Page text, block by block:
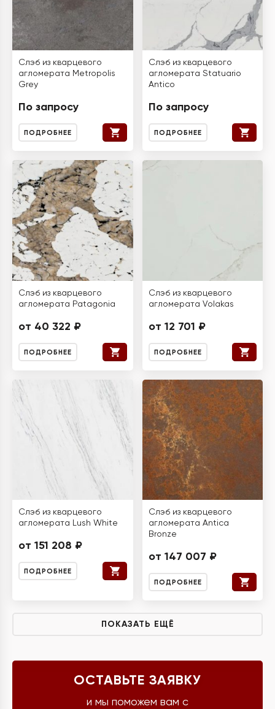
Слэб из кварцевого
агломерата Metropolis
Grey
По запросу
ПОДРОБНЕЕ
Слэб из кварцевого
агломерата Statuario
Antico
По запросу
ПОДРОБНЕЕ
Слэб из кварцевого
агломерата Patagonia
от 40 322 ₽
ПОДРОБНЕЕ
Слэб из кварцевого
агломерата Volakas
от 12 701 ₽
ПОДРОБНЕЕ
Слэб из кварцевого
агломерата Lush White
от 151 208 ₽
ПОДРОБНЕЕ
Слэб из кварцевого
агломерата Antica
Bronze
от 147 007 ₽
ПОДРОБНЕЕ
ПОКАЗАТЬ ЕЩЁ
ОСТАВЬТЕ ЗАЯВКУ
и мы поможем вам с